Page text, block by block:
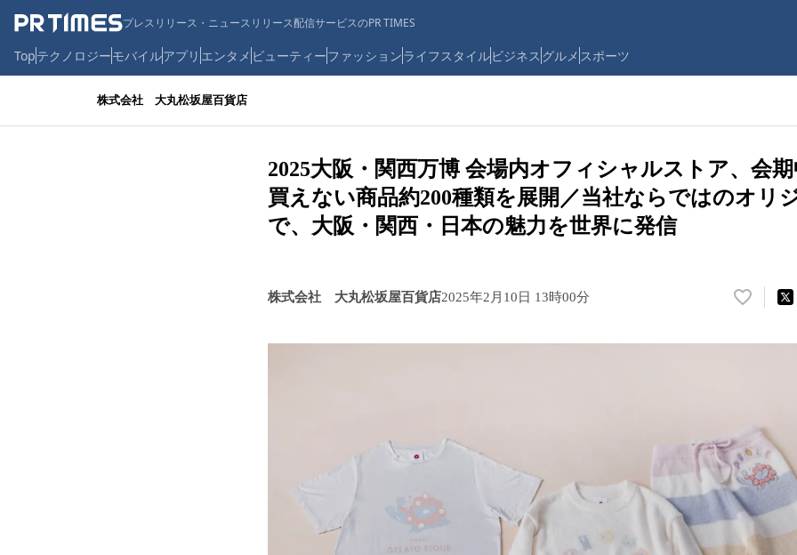
プレスリリース・ニュースリリース配信サービスのPR TIMES
Topテクノロジーモバイルアプリ エンタメ ビューティーファッションライフスタイルビジネス グルメ スポーツ
株式会社 大丸松坂屋百貨店
2025大阪・関西万博 会場内オフィシャルストア、会
買えない商品約200種類を展開／当社ならではのオリ
で、大阪・関西・日本の魅力を世界に発信
株式会社 大丸松坂屋百貨店2025年2月10日 13時00分
い
ね
込
み
中
で